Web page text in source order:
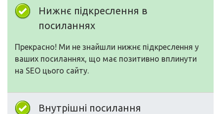
Нижнє підкреслення в
посиланнях
Прекрасно! Ми не знайшли нижнє підкреслення у
ваших посиланнях, що має позитивно вплинути
на SEO цього сайту.
Внутрішні посилання